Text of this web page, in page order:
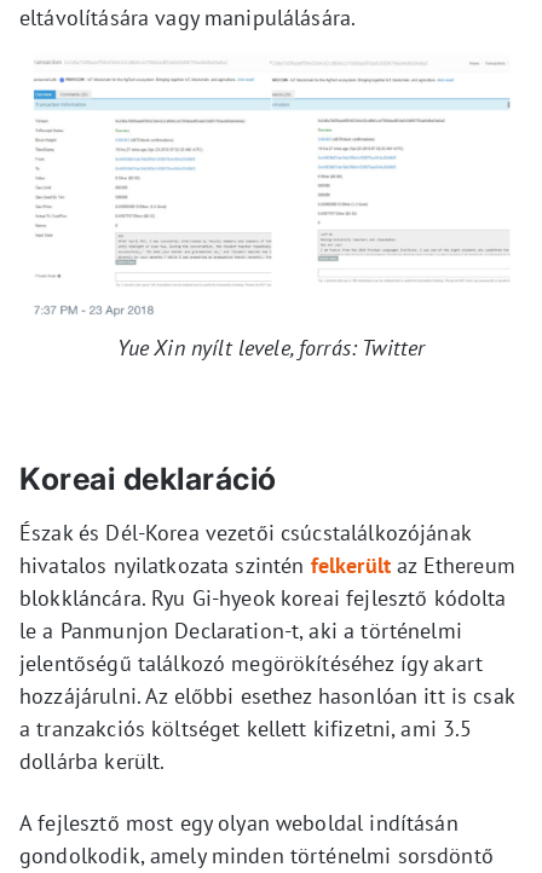
eltávolítására vagy manipulálására.
Yue Xin nyílt levele, forrás: Twitter
Koreai deklaráció
Észak és Dél-Korea vezetői csúcstalálkozójának
hivatalos nyilatkozata szintén felkerült az Ethereum
blokkláncára. Ryu Gi-hyeok koreai fejlesztő kódolta
le a Panmunjon Declaration-t, aki a történelmi
jelentőségű találkozó megörökítéséhez így akart
hozzájárulni. Az előbbi esethez hasonlóan itt is csak
a tranzakciós költséget kellett kifizetni, ami 3.5
dollárba került.
A fejlesztő most egy olyan weboldal indításán
gondolkodik, amely minden történelmi sorsdöntő